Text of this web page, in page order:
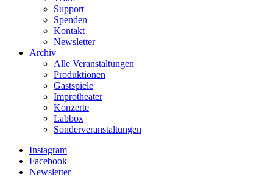
Support
Spenden
Kontakt
Newsletter
Archiv
Alle Veranstaltungen
Produktionen
Gastspiele
Improtheater
Konzerte
Labbox
Sonderveranstaltungen
Instagram
Facebook
Newsletter